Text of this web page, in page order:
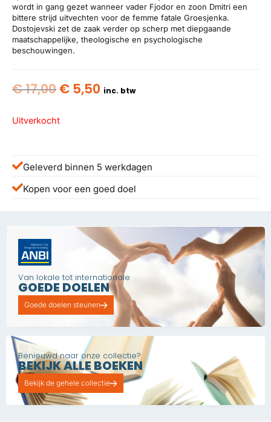
wordt in gang gezet wanneer vader Fjodor en zoon Dmitri een
bittere strijd uitvechten voor de femme fatale Groesjenka.
Dostojevski zet de zaak verder op scherp met diepgaande
maatschappelijke, theologische en psychologische
beschouwingen.
€17,00 Oorspronkelijke
was:
€ 5,50 Huidige
inc. btw
Uitverkocht
Geleverd binnen 5 werkdagen
Kopen voor een goed doel
Van lokale tot internationale
GOEDE DOELEN
Goede doelen steunen
Benieuwd naar onze collectie?
BEKIJK ALLE BOEKEN
Bekijk de gehele collectie